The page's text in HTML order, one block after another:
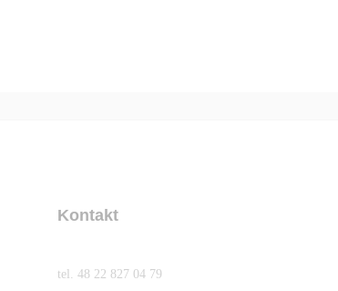
Kontakt
tel. 48 22 827 04 79